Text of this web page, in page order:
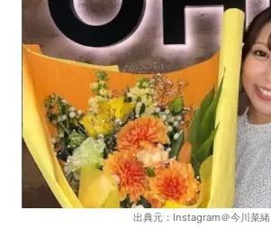
出典元：Instagram＠今川菜緒